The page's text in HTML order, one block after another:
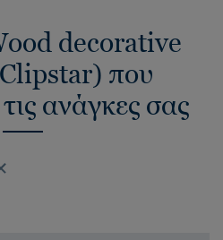
decorative
που
τις ανάγκες σας